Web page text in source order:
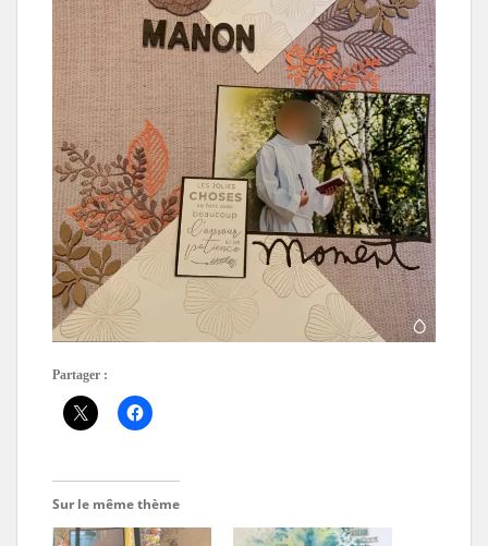
Partager :
Sur le même thème